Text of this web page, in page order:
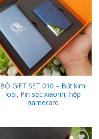
Add to
Wishlist
BỘ GIFT SET 010 – Bút kim
loại, Pin sạc xiaomi, hộp
namecard